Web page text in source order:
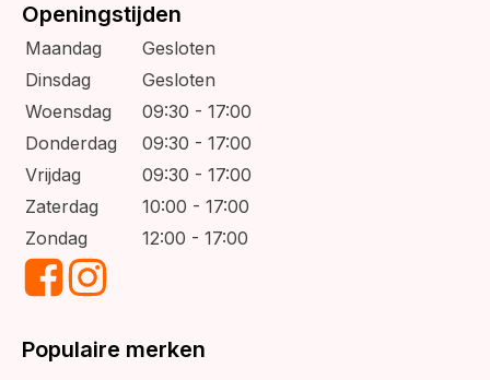
Openingstijden
Maandag
Gesloten
Dinsdag
Gesloten
Woensdag
09:30 - 17:00
Donderdag
09:30 - 17:00
Vrijdag
09:30 - 17:00
Zaterdag
10:00 - 17:00
Zondag
12:00 - 17:00
Populaire merken